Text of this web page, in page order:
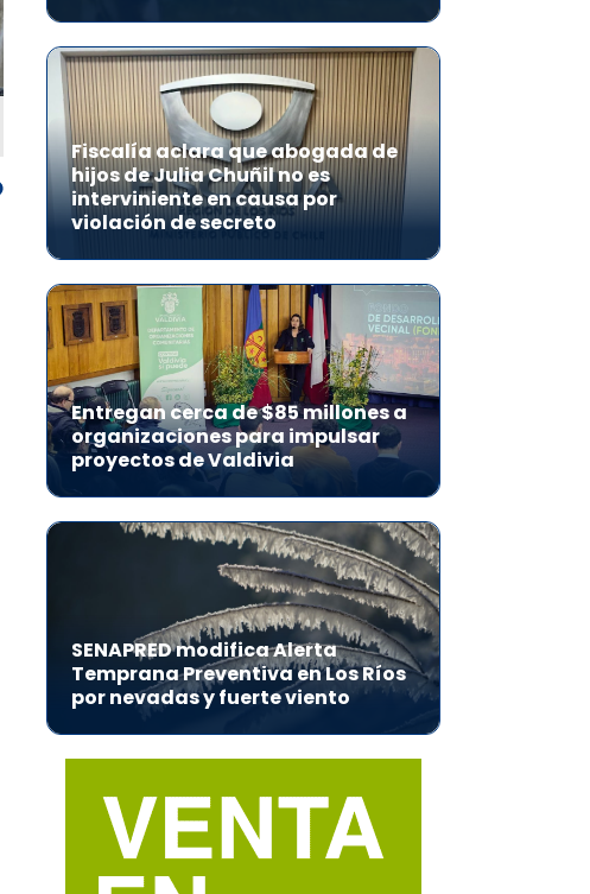
Fiscalía aclara que abogada de
hijos de Julia Chuñil no es
interviniente en causa por
violación de secreto
Entregan cerca de $85 millones a
organizaciones para impulsar
proyectos de Valdivia
SENAPRED modifica Alerta
Temprana Preventiva en Los Ríos
por nevadas y fuerte viento